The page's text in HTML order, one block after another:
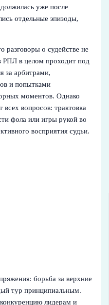
уже после
отдельные эпизоды,
разговоры о судействе не
РПЛ в целом проходит под
за арбитрами,
и попытками
моментов. Однако
вопросов: трактовка
фола или игры рукой во
восприятия судьи.
борьба за верхние
тур принципиальным.
лидерам и